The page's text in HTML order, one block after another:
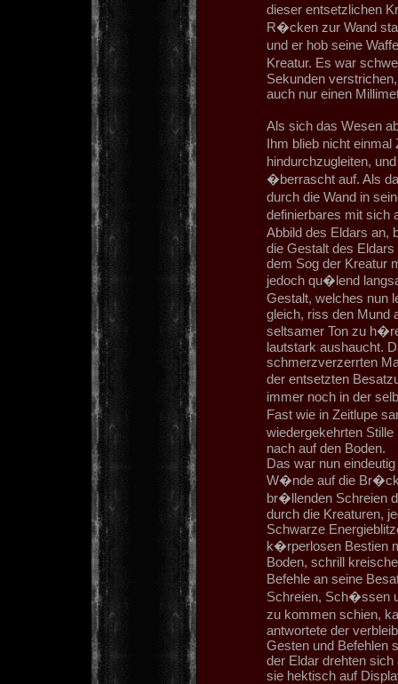
dieser entsetzlichen
R�cken zur Wand
und er hob seine
Kreatur. Es war
Sekunden
auch nur einen
Als sich das Wesen
Ihm blieb nicht
hindurchzugleiten,
�berrascht auf. Als
durch die Wand in
definierbares mit sich
Abbild des Eldars an,
die Gestalt des
dem Sog der Kreatur
jedoch qu�lend
Gestalt, welches nun
gleich, riss den Mund
seltsamer Ton zu
lautstark aushaucht.
schmerzverzerrten
der entsetzten
immer noch in der
Fast wie in Zeitlupe
wiedergekehrten
nach auf den Boden.
Das war nun
W�nde auf die
br�llenden Schreien
durch die Kreaturen,
Schwarze
k�rperlosen Bestien
Boden, schrill
Befehle an seine
Schreien, Sch�ssen
zu kommen schien,
antwortete der
Gesten und Befehlen
der Eldar drehten
sie hektisch auf